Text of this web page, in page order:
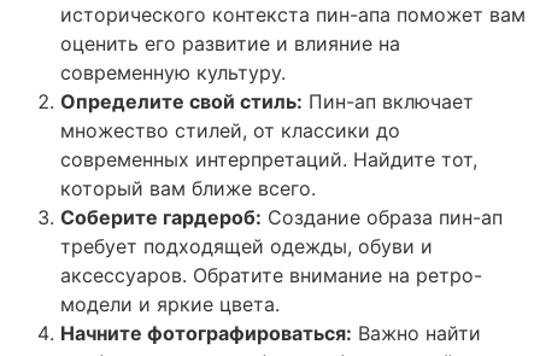
исторического контекста пин-апа поможет вам
оценить его развитие и влияние на
современную культуру.
Определите свой стиль: Пин-ап включает
множество стилей, от классики до
современных интерпретаций. Найдите тот,
который вам ближе всего.
Соберите гардероб: Создание образа пин-ап
требует подходящей одежды, обуви и
аксессуаров. Обратите внимание на ретро-
модели и яркие цвета.
Начните фотографироваться: Важно найти